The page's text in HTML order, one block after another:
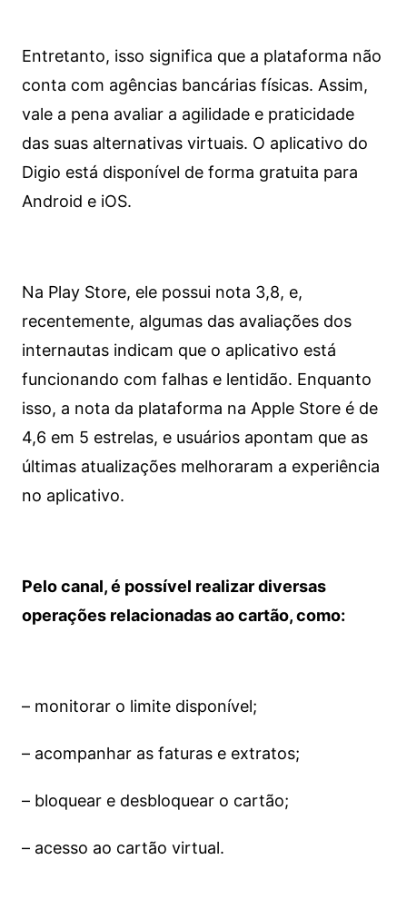
Entretanto, isso significa que a plataforma não
conta com agências bancárias físicas. Assim,
vale a pena avaliar a agilidade e praticidade
das suas alternativas virtuais. O aplicativo do
Digio está disponível de forma gratuita para
Android e iOS.
Na Play Store, ele possui nota 3,8, e,
recentemente, algumas das avaliações dos
internautas indicam que o aplicativo está
funcionando com falhas e lentidão. Enquanto
isso, a nota da plataforma na Apple Store é de
4,6 em 5 estrelas, e usuários apontam que as
últimas atualizações melhoraram a experiência
no aplicativo.
Pelo canal, é possível realizar diversas
operações relacionadas ao cartão, como:
– monitorar o limite disponível;
– acompanhar as faturas e extratos;
– bloquear e desbloquear o cartão;
– acesso ao cartão virtual.